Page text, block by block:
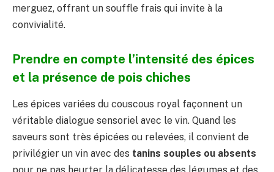
merguez, offrant un souffle frais qui invite à la
convivialité.
Prendre en compte l’intensité des épices
et la présence de pois chiches
Les épices variées du couscous royal façonnent un
véritable dialogue sensoriel avec le vin. Quand les
saveurs sont très épicées ou relevées, il convient de
privilégier un vin avec des tanins souples ou absents